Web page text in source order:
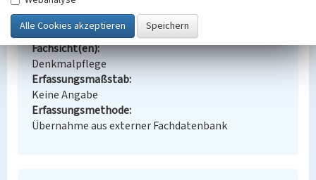
Ort
Schönborn
Fachsicht(en)
Denkmalpflege
Erfassungsmaßstab
Keine Angabe
Erfassungsmethode
Übernahme aus externer Fachdatenbank